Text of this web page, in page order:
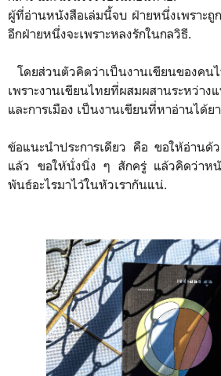
ผู้ที่อ่านหนังสือเล่มนี้จบ ฝ่ายหนึ่งเพราะถู
อีกฝ่ายหนึ่งจะเพราะหลงรักในกลวิธี.
โดยส่วนตัวคิดว่าเป็นงานเขียนของค
เพราะงานเขียนไทยที่ผสมผสานระหว่
และการเมือง เป็นงานเขียนที่หาอ่านได้ย
ข้อแนะนำประการเดียว คือ ขอให้อ่านด้ว
แล้ว ขอให้นั่งนิ่ง ๆ สักครู่ แล้วคิดว่าหนั
พันธ์อะไรมาไว้ในหัวเรากันแน่.